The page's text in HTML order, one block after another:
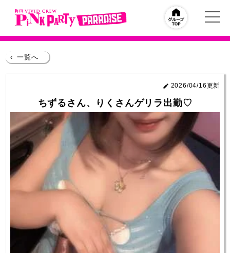
‹ 一覧へ
2026/04/16更新
ちずるさん、りくさんゲリラ出勤♡